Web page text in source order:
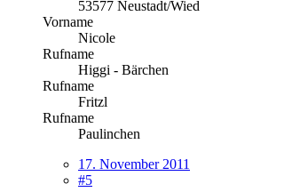
53577 Neustadt/Wied
Vorname
Nicole
Rufname
Higgi - Bärchen
Rufname
Fritzl
Rufname
Paulinchen
17. November 2011
#5